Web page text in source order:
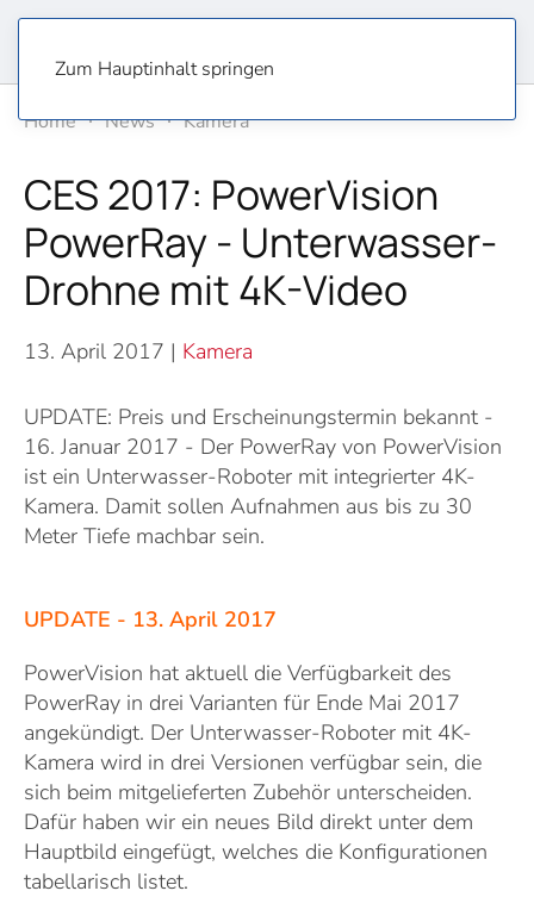
Zum Hauptinhalt springen
Home
News Kamera
CES 2017: PowerVision
PowerRay - Unterwasser-
Drohne mit 4K-Video
13. April 2017 | Kamera
UPDATE: Preis und Erscheinungstermin bekannt -
16. Januar 2017 - Der PowerRay von PowerVision
ist ein Unterwasser-Roboter mit integrierter 4K-
Kamera. Damit sollen Aufnahmen aus bis zu 30
Meter Tiefe machbar sein.
UPDATE - 13. April 2017
PowerVision hat aktuell die Verfügbarkeit des
PowerRay in drei Varianten für Ende Mai 2017
angekündigt. Der Unterwasser-Roboter mit 4K-
Kamera wird in drei Versionen verfügbar sein, die
sich beim mitgelieferten Zubehör unterscheiden.
Dafür haben wir ein neues Bild direkt unter dem
Hauptbild eingefügt, welches die Konfigurationen
tabellarisch listet.